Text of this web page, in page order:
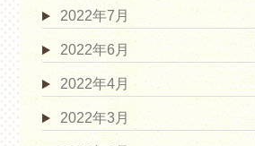
2022年7月
2022年6月
2022年4月
2022年3月